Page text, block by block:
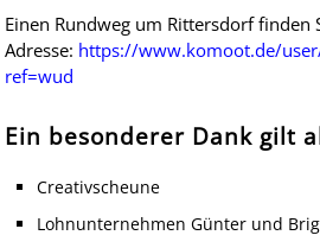
Einen Rundweg um Rittersdorf finden
Adresse: https://www.komoot.de/
ref=wud
Ein besonderer Dank gilt
Creativscheune
Lohnunternehmen Günter und